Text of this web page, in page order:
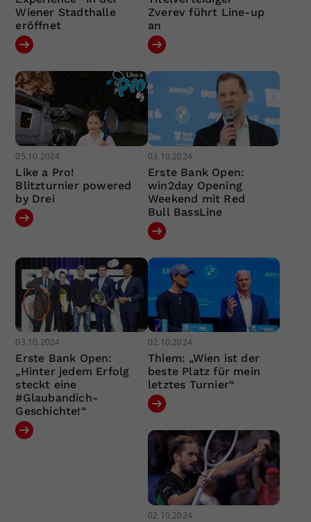
Wiener Stadthalle
eröffnet
Zverev führt Line-up
an
05.10.2024
Like a Pro!
Blitzturnier powered
by Drei
03.10.2024
Erste Bank Open:
win2day Opening
Weekend mit Red
Bull BassLine
03.10.2024
Erste Bank Open:
„Hinter jedem Erfolg
steckt eine
#Glaubandich-
Geschichte!“
02.10.2024
Thiem: „Wien ist der
beste Platz für mein
letztes Turnier“
02.10.2024